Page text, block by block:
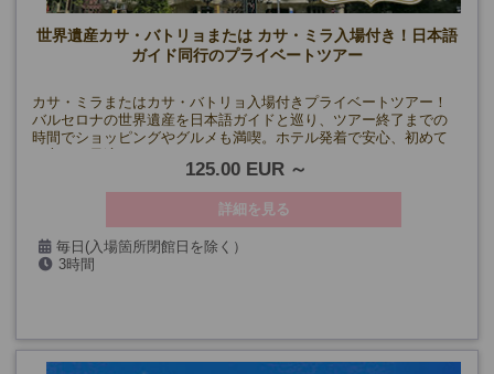
世界遺産カサ・バトリョまたは カサ・ミラ入場付き！日本語
ガイド同行のプライベートツアー
カサ・ミラまたはカサ・バトリョ入場付きプライベートツアー！
バルセロナの世界遺産を日本語ガイドと巡り、ツアー終了までの
時間でショッピングやグルメも満喫。ホテル発着で安心、初めて
125.00 EUR
詳細を見る
毎日(入場箇所閉館日を除く）
3時間